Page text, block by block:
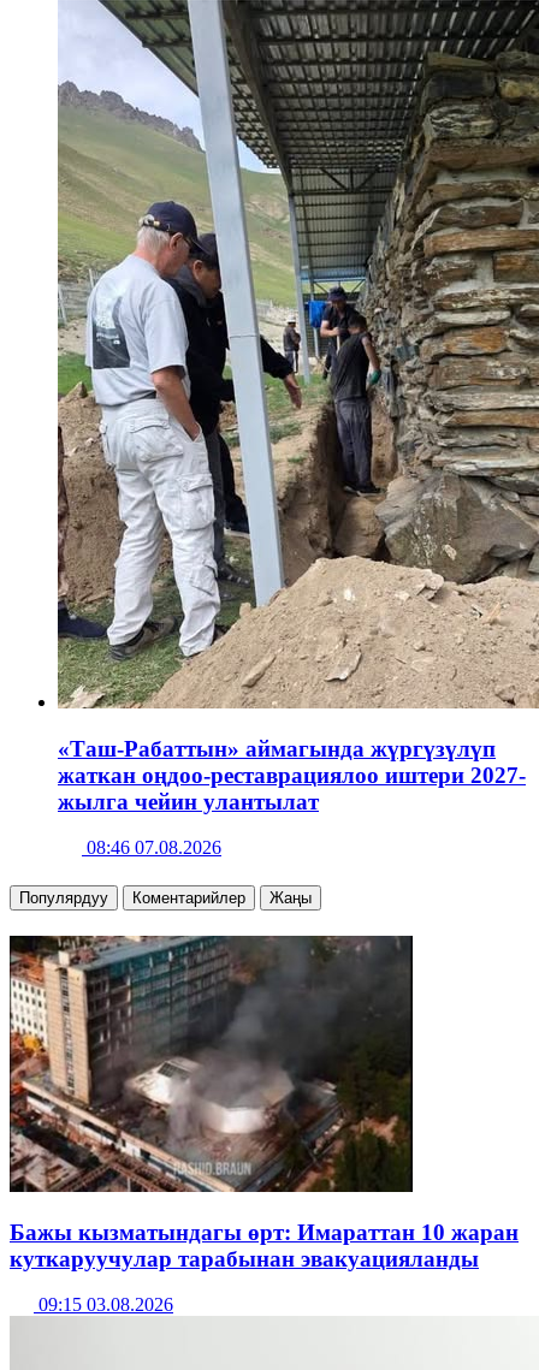
«Таш-Рабаттын» аймагында жүргүзүлүп
жаткан оңдоо-реставрациялоо иштери 2027-
жылга чейин улантылат
08:46 07.08.2026
Популярдуу Коментарийлер Жаңы
Бажы кызматындагы өрт: Имараттан 10 жаран
куткаруучулар тарабынан эвакуацияланды
09:15 03.08.2026